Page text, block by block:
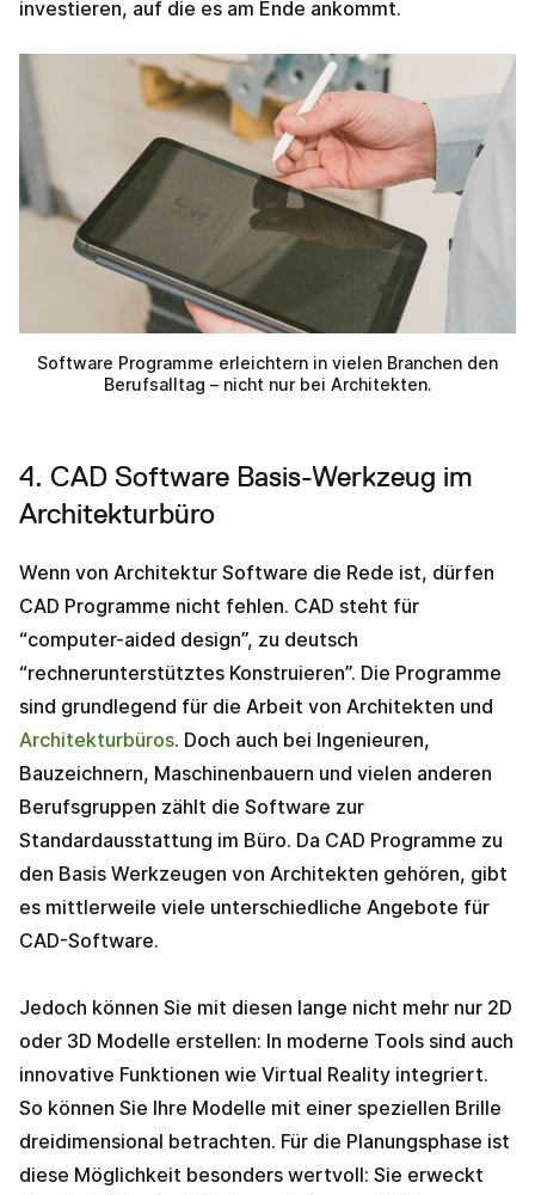
investieren, auf die es am Ende ankommt.
Software Programme erleichtern in vielen Branchen den
Berufsalltag – nicht nur bei Architekten.
4. CAD Software Basis-Werkzeug im
Architekturbüro
Wenn von Architektur Software die Rede ist, dürfen
CAD Programme nicht fehlen. CAD steht für
“computer-aided design”, zu deutsch
“rechnerunterstütztes Konstruieren”. Die Programme
sind grundlegend für die Arbeit von Architekten und
Architekturbüros. Doch auch bei Ingenieuren,
Bauzeichnern, Maschinenbauern und vielen anderen
Berufsgruppen zählt die Software zur
Standardausstattung im Büro. Da CAD Programme zu
den Basis Werkzeugen von Architekten gehören, gibt
es mittlerweile viele unterschiedliche Angebote für
CAD-Software.
Jedoch können Sie mit diesen lange nicht mehr nur 2D
oder 3D Modelle erstellen: In moderne Tools sind auch
innovative Funktionen wie Virtual Reality integriert.
So können Sie Ihre Modelle mit einer speziellen Brille
dreidimensional betrachten. Für die Planungsphase ist
diese Möglichkeit besonders wertvoll: Sie erweckt